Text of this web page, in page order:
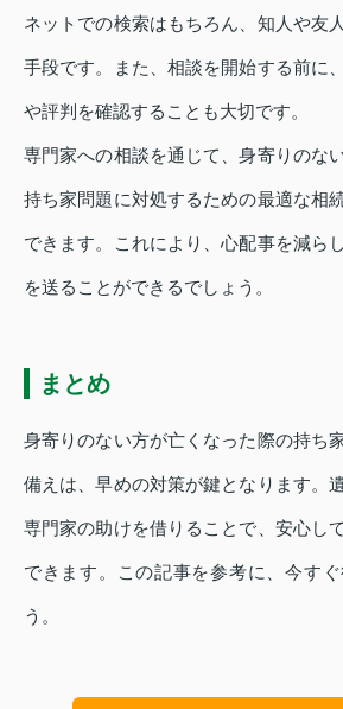
ネットでの検索はもちろん、知人や友
手段です。また、相談を開始する前に
や評判を確認することも大切です。
専門家への相談を通じて、身寄りのな
持ち家問題に対処するための最適な相
できます。これにより、心配事を減ら
を送ることができるでしょう。
まとめ
身寄りのない方が亡くなった際の持ち
備えは、早めの対策が鍵となります。
専門家の助けを借りることで、安心し
できます。この記事を参考に、今す
う。